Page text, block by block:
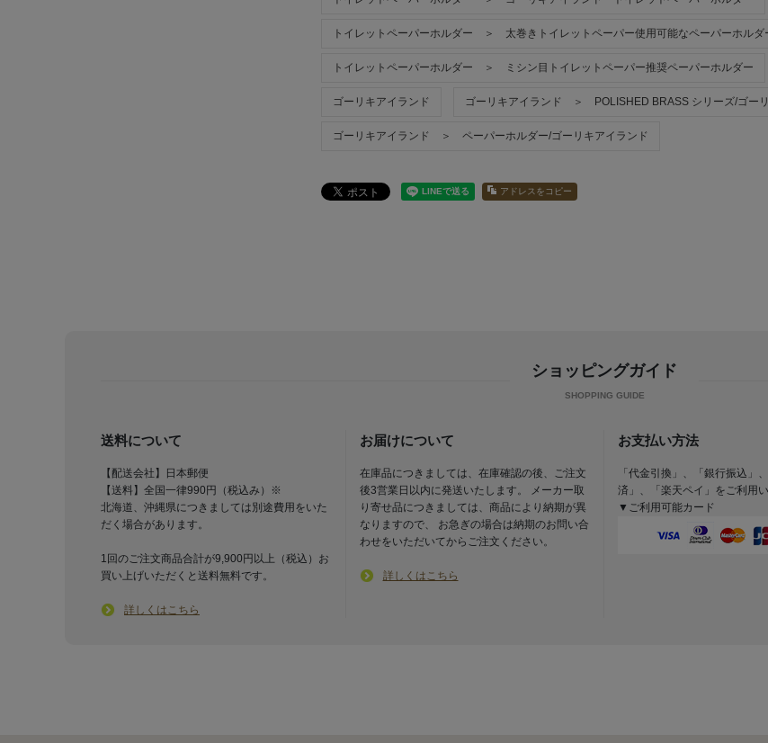
トイレットペーパーホルダー ＞ 太巻きトイレットペーパー使用可能なペーパーホルダ
トイレットペーパーホルダー ＞ ミシン目トイレットペーパー推奨ペーパーホルダー
ゴーリキアイランド ゴーリキアイランド ＞ POLISHED BRASS シリーズ/ゴー
ゴーリキアイランド ＞ ペーパーホルダー/ゴーリキアイランド
アドレスをコピー
ショッピングガイド
送料について
【配送会社】日本郵便
【送料】全国一律990円（税込み）※
北海道、沖縄県につきましては別途費用をいた
だく場合があります。
1回のご注文商品合計が9,900円以上（税込）お
買い上げいただくと送料無料です。
詳しくはこちら
お届けについて
在庫品につきましては、在庫確認の後、ご注文
後3営業日以内に発送いたします。 メーカー取
り寄せ品につきましては、商品により納期が異
なりますので、 お急ぎの場合は納期のお問い合
わせをいただいてからご注文ください。
詳しくはこちら
お支払い方法
「代金引換」、「銀行振込」
済」、「楽天ペイ」をご利用い
▼ご利用可能カード